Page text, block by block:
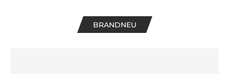
BRANDNEU